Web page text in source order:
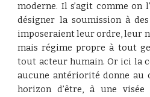
moderne. Il s’agit comme on
désigner la soumission à
imposeraient leur ordre, leur
mais régime propre à tout
tout acteur humain. Or ici la
aucune antériorité donne au
horizon d’être, à une